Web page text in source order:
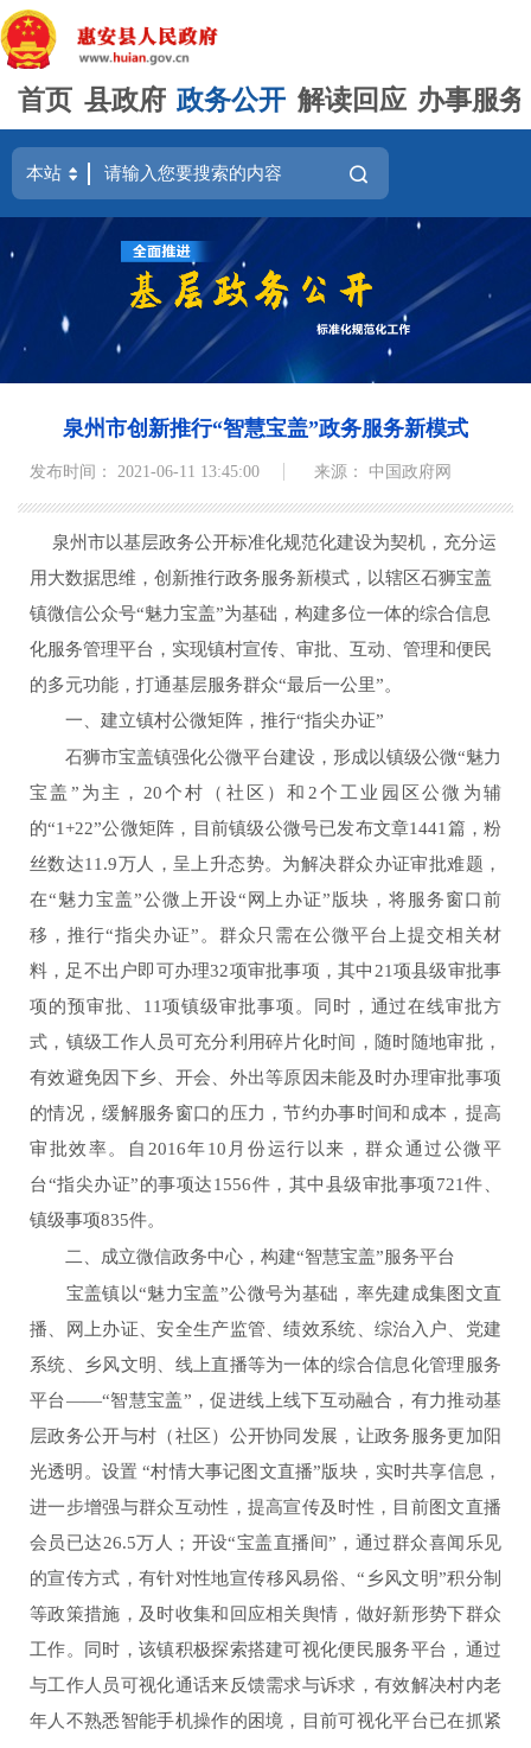
首页 县政府 政务公开 解读回应 办事服务
泉州市创新推行“智慧宝盖”政务服务新模式
发布时间： 2021-06-11 13:45:00 来源： 中国政府网
泉州市以基层政务公开标准化规范化建设为契机，充分运
用大数据思维，创新推行政务服务新模式，以辖区石狮宝盖
镇微信公众号“魅力宝盖”为基础，构建多位一体的综合信息
化服务管理平台，实现镇村宣传、审批、互动、管理和便民
的多元功能，打通基层服务群众“最后一公里”。
一、建立镇村公微矩阵，推行“指尖办证”
石狮市宝盖镇强化公微平台建设，形成以镇级公微“魅力
宝盖 ” 为主， 20个村（社区）和 2个工业园区公微为辅
的“1+22”公微矩阵，目前镇级公微号已发布文章1441篇，粉
丝数达11.9万人 ，呈上升态势。为解决群众办证审批难题，
在“魅力宝盖”公微上开设“网上办证”版块，将服务窗口前
移，推行“指尖办证”。群众只需在公微平台上提交相关材
料，足不出户即可办理32项审批事项，其中21项县级审批事
项的预审批、 11项镇级审批事项。同时，通过在线审批方
式，镇级工作人员可充分利用碎片化时间，随时随地审批，
有效避免因下乡、开会、外出等原因未能及时办理审批事项
的情况，缓解服务窗口的压力，节约办事时间和成本，提高
审批效率。自 2016年10 月份运行以来，群众通过公微平
台“指尖办证”的事项达1556件，其中县级审批事项721件、
镇级事项835件。
二、成立微信政务中心，构建“智慧宝盖”服务平台
宝盖镇以“魅力宝盖”公微号为基础，率先建成集图文直
播、网上办证、安全生产监管、绩效系统、综治入户、党建
系统、乡风文明、线上直播等为一体的综合信息化管理服务
平台——“智慧宝盖” ，促进线上线下互动融合，有力推动基
层政务公开与村（社区）公开协同发展，让政务服务更加阳
光透明。 设置 “村情大事记图文直播”版块，实时共享信息，
进一步增强与群众互动性，提高宣传及时性，目前图文直播
会员已达26.5万人；开设“宝盖直播间” ，通过群众喜闻乐见
的宣传方式，有针对性地宣传移风易俗、“ 乡风文明”积分制
等政策措施，及时收集和回应相关舆情，做好新形势下群众
工作。同时，该镇积极探索搭建可视化便民服务平台，通过
与工作人员可视化通话来反馈需求与诉求，有效解决村内老
年人不熟悉智能手机操作的困境，目前可视化平台已在抓紧